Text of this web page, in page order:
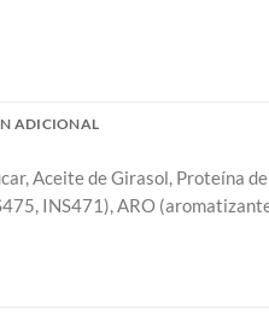
ADICIONAL
Aceite de Girasol, Proteína
INS471), ARO